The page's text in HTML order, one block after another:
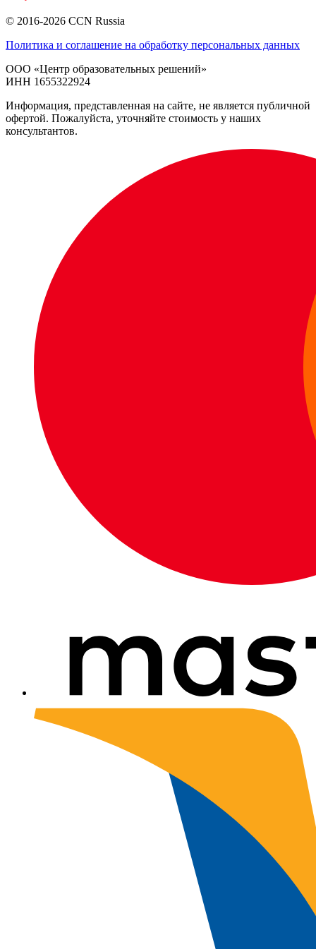
© 2016-2026 CCN Russia
Политика и соглашение на обработку персональных данных
ООО «Центр образовательных решений»
ИНН 1655322924
Информация, представленная на сайте, не является публичной
офертой. Пожалуйста, уточняйте стоимость у наших
консультантов.